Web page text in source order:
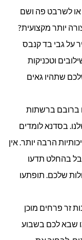
או לשרבט פה ושם
יותר מקצועית?
על גבי בד קנבס
וטכניקות
שתהיו גאים
ברובם ברשתות
בסדנא לומדים
הרבה יותר. אין
בהחלט תדעו
שלכם. תופתעו
זר פרחים מוכן
שבא לכם בשבוע